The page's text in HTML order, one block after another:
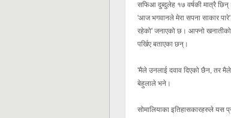
सफिआ दुब्दुलेह १७ वर्षकी मात्रै
'आज भगवानले मेरा सपना साकार
रहेको' जनाएको छ। आफ्नो खनातीको
पर्खिए बताएका छन्।
'मैले उनलाई दवाव दिएको छैन, तर मैले
बेहुलाले भने।
सोमालियाका इतिहासकारहरुले यस